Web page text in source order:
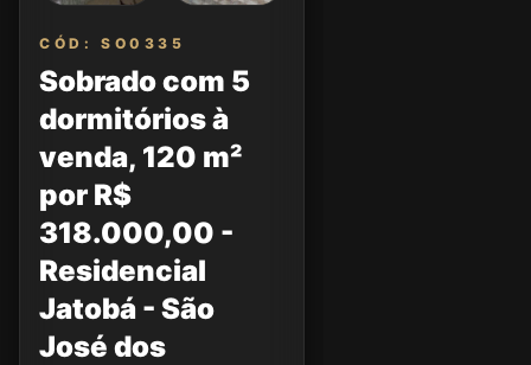
CÓD: SO0335
Sobrado com 5
dormitórios à
venda, 120 m²
por R$
318.000,00 -
Residencial
Jatobá - São
José dos